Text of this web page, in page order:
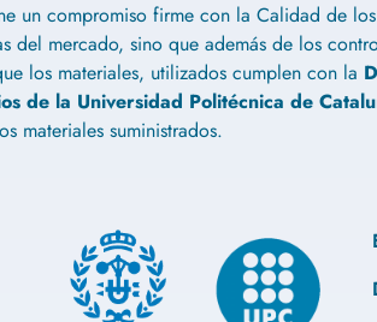
un compromiso firme con la Calidad de
del mercado, sino que además de los
los materiales, utilizados cumplen con la
de la Universidad Politécnica de
materiales suministrados.